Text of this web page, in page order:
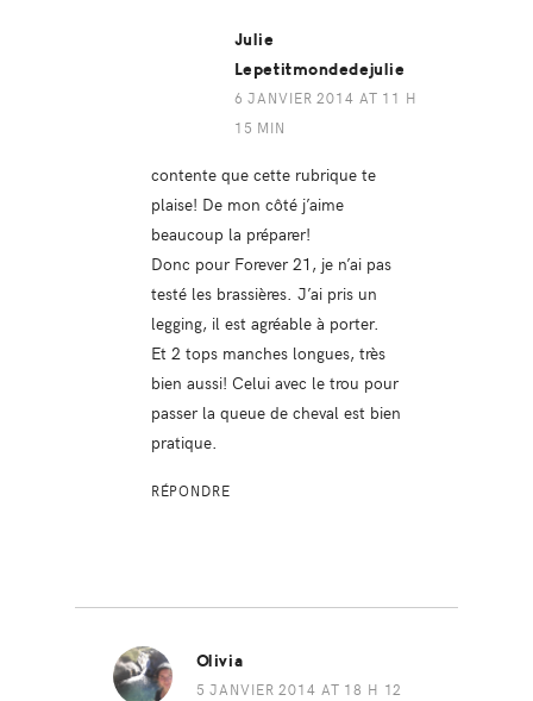
Julie
Lepetitmondedejulie
6 JANVIER 2014 AT 11 H
15 MIN
contente que cette rubrique te
plaise! De mon côté j’aime
beaucoup la préparer!
Donc pour Forever 21, je n’ai pas
testé les brassières. J’ai pris un
legging, il est agréable à porter.
Et 2 tops manches longues, très
bien aussi! Celui avec le trou pour
passer la queue de cheval est bien
pratique.
RÉPONDRE
Olivia
5 JANVIER 2014 AT 18 H 12